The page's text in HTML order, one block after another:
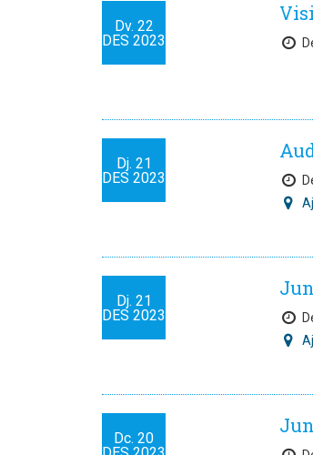
Dv. 22
DES 2023
Dj. 21
DES 2023
Dj. 21
DES 2023
Dc. 20